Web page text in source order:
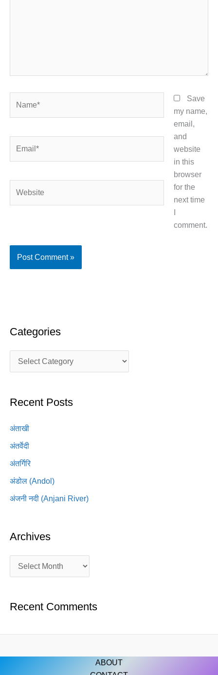
Save
my name,
email,
and
website
in this
browser
for the
next time
comment.
Categories
Recent Posts
अंताखी
अंतर्वेदी
अंतर्गिरि
अंडोल (Andol)
अंजनी नदी (Anjani River)
Archives
Recent Comments
ABOUT